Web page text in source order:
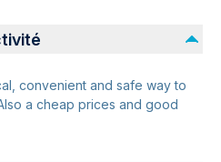
convenient and safe way to
a cheap prices and good